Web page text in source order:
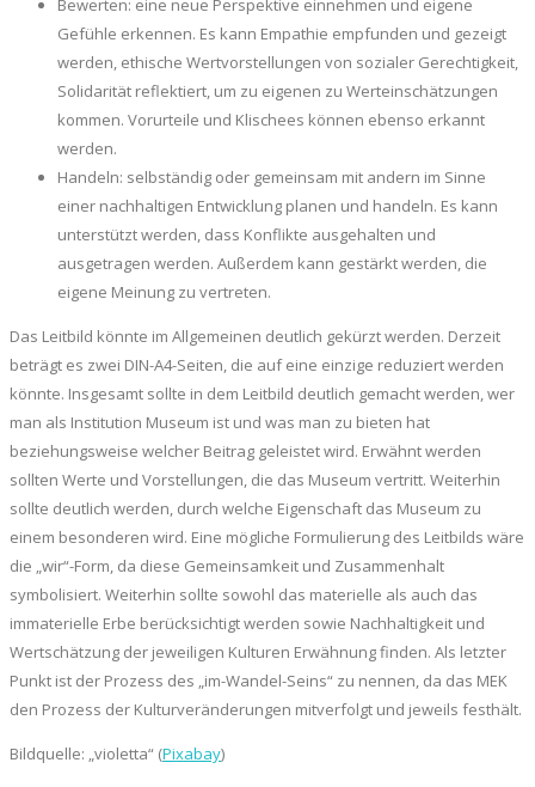
Bewerten: eine neue Perspektive einnehmen und eigene
Gefühle erkennen. Es kann Empathie empfunden und gezeigt
werden, ethische Wertvorstellungen von sozialer Gerechtigkeit,
Solidarität reflektiert, um zu eigenen zu Werteinschätzungen
kommen. Vorurteile und Klischees können ebenso erkannt
werden.
Handeln: selbständig oder gemeinsam mit andern im Sinne
einer nachhaltigen Entwicklung planen und handeln. Es kann
unterstützt werden, dass Konflikte ausgehalten und
ausgetragen werden. Außerdem kann gestärkt werden, die
eigene Meinung zu vertreten.
Das Leitbild könnte im Allgemeinen deutlich gekürzt werden. Derzeit
beträgt es zwei DIN-A4-Seiten, die auf eine einzige reduziert werden
könnte. Insgesamt sollte in dem Leitbild deutlich gemacht werden, wer
man als Institution Museum ist und was man zu bieten hat
beziehungsweise welcher Beitrag geleistet wird. Erwähnt werden
sollten Werte und Vorstellungen, die das Museum vertritt. Weiterhin
sollte deutlich werden, durch welche Eigenschaft das Museum zu
einem besonderen wird. Eine mögliche Formulierung des Leitbilds wäre
die „wir“-Form, da diese Gemeinsamkeit und Zusammenhalt
symbolisiert. Weiterhin sollte sowohl das materielle als auch das
immaterielle Erbe berücksichtigt werden sowie Nachhaltigkeit und
Wertschätzung der jeweiligen Kulturen Erwähnung finden. Als letzter
Punkt ist der Prozess des „im-Wandel-Seins“ zu nennen, da das MEK
den Prozess der Kulturveränderungen mitverfolgt und jeweils festhält.
Bildquelle: „violetta“ (Pixabay)